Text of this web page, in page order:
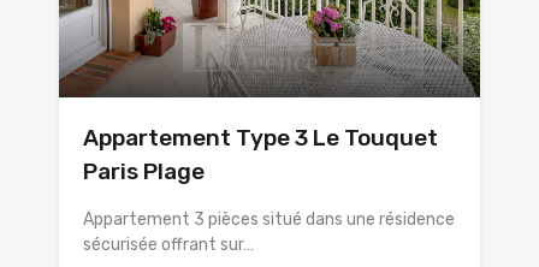
Appartement Type 3 Le Touquet
Paris Plage
Appartement 3 pièces situé dans une résidence
sécurisée offrant sur…